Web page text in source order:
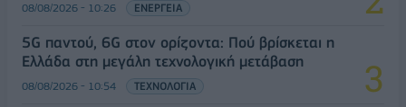
08/08/2026 - 10:26 ΕΝΕΡΓΕΙΑ
5G παντού, 6G στον ορίζοντα: Πού βρίσκεται η
Ελλάδα στη μεγάλη τεχνολογική μετάβαση
08/08/2026 - 10:54 ΤΕΧΝΟΛΟΓΙΑ